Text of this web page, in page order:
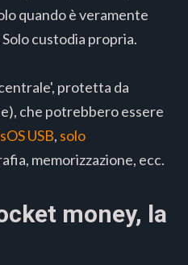
quando è veramente
custodia propria.
protetta da
che potrebbero essere
USB, solo
memorizzazione, ecc.
money, la